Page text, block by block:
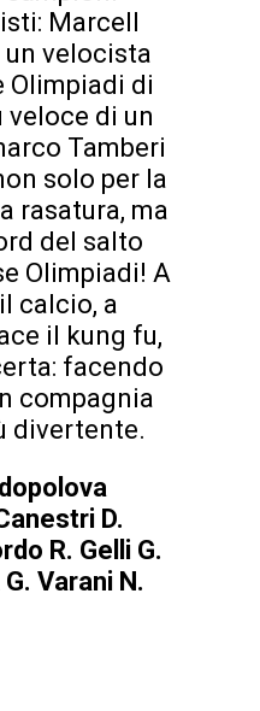
Marcell
un velocista
Olimpiadi di
veloce di un
Tamberi
solo per la
rasatura, ma
del salto
Olimpiadi! A
calcio, a
il kung fu,
facendo
compagnia
divertente.
D.
R. Gelli G.
Varani N.